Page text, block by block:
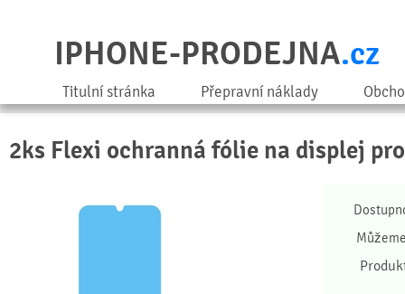
IPHONE-PRODEJNA.cz
Titulní stránka Přepravní náklady
2ks Flexi ochranná fólie na displej